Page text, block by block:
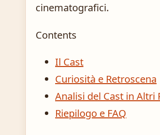
cinematografici.
Contents
Il Cast
Curiosità e Retroscena
Analisi del Cast in Altri
Riepilogo e FAQ